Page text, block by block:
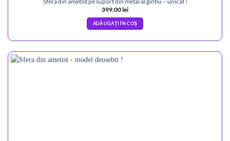
399,00lei
ADĂUGAȚI ÎN COȘ